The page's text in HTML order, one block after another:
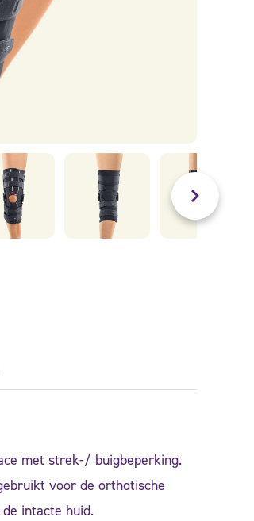
met strek-/ buigbeperking.
voor de orthotische
intacte huid.